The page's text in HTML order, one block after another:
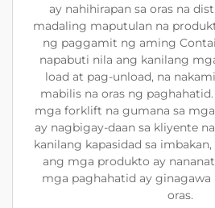
ay nahihirapan sa oras na
madaling maputulan na
ng paggamit ng aming
napabuti nila ang kanilang
load at pag-unload, na
mabilis na oras ng
mga forklift na gumana sa
ay nagbigay-daan sa kliyente
kanilang kapasidad sa
ang mga produkto ay
mga paghahatid ay
oras.